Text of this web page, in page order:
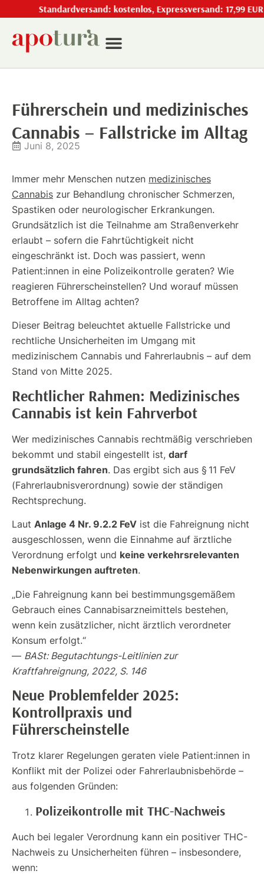
Standardversand: kostenlos, Expressversand: 17,99 EUR
Führerschein und medizinisches
Cannabis – Fallstricke im Alltag
Juni 8, 2025
Immer mehr Menschen nutzen medizinisches
Cannabis zur Behandlung chronischer Schmerzen,
Spastiken oder neurologischer Erkrankungen.
Grundsätzlich ist die Teilnahme am Straßenverkehr
erlaubt – sofern die Fahrtüchtigkeit nicht
eingeschränkt ist. Doch was passiert, wenn
Patient:innen in eine Polizeikontrolle geraten? Wie
reagieren Führerscheinstellen? Und worauf müssen
Betroffene im Alltag achten?
Dieser Beitrag beleuchtet aktuelle Fallstricke und
rechtliche Unsicherheiten im Umgang mit
medizinischem Cannabis und Fahrerlaubnis – auf dem
Stand von Mitte 2025.
Rechtlicher Rahmen: Medizinisches
Cannabis ist kein Fahrverbot
Wer medizinisches Cannabis rechtmäßig verschrieben
bekommt und stabil eingestellt ist, darf
grundsätzlich fahren. Das ergibt sich aus § 11 FeV
(Fahrerlaubnisverordnung) sowie der ständigen
Rechtsprechung.
Laut Anlage 4 Nr. 9.2.2 FeV ist die Fahreignung nicht
ausgeschlossen, wenn die Einnahme auf ärztliche
Verordnung erfolgt und keine verkehrsrelevanten
Nebenwirkungen auftreten.
„Die Fahreignung kann bei bestimmungsgemäßem
Gebrauch eines Cannabisarzneimittels bestehen,
wenn kein zusätzlicher, nicht ärztlich verordneter
Konsum erfolgt.“
— BASt: Begutachtungs-Leitlinien zur
Kraftfahreignung, 2022, S. 146
Neue Problemfelder 2025:
Kontrollpraxis und
Führerscheinstelle
Trotz klarer Regelungen geraten viele Patient:innen in
Konflikt mit der Polizei oder Fahrerlaubnisbehörde –
aus folgenden Gründen:
Polizeikontrolle mit THC-Nachweis
Auch bei legaler Verordnung kann ein positiver THC-
Nachweis zu Unsicherheiten führen – insbesondere,
wenn: